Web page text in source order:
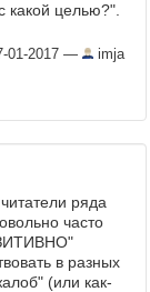
целью?".
01-2017 — imja
ряда
часто
в разных
(или как-